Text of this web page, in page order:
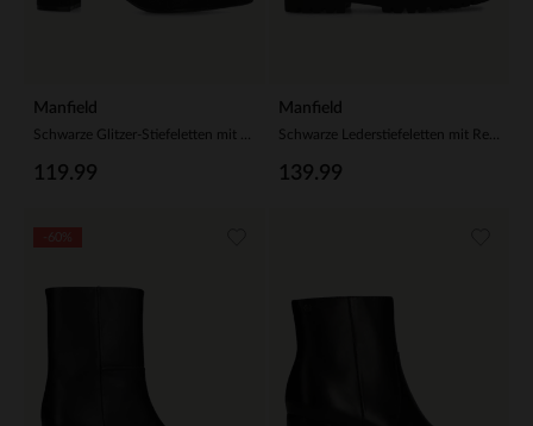
Manfield
119.99
Manfield
139.99